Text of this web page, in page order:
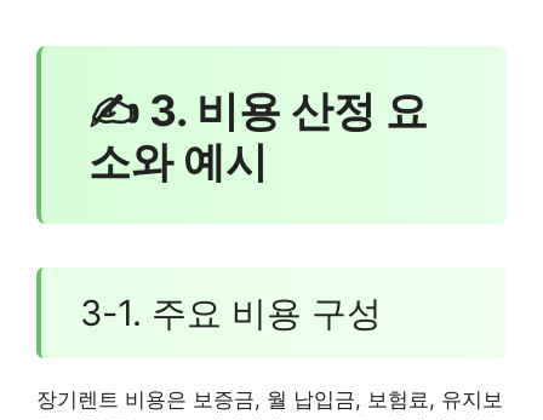
✍ 3. 비용 산정 요
소와 예시
3-1. 주요 비용 구성
장기렌트 비용은 보증금, 월 납입금, 보험료, 유지보